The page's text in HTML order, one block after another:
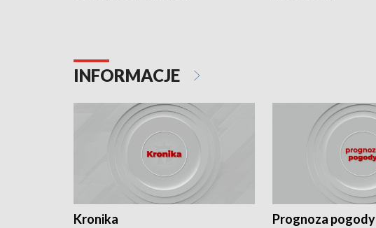
INFORMACJE
Kronika Prognoza pogody